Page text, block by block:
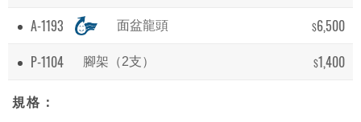
A-1193
面盆龍頭 $6,500
P-1104
腳架（2支） $1,400
規格：